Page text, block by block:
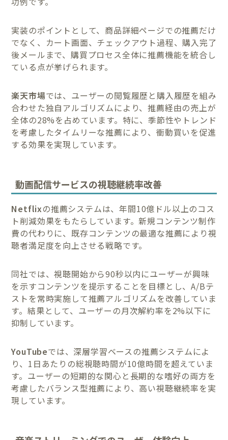
実装のポイントとして、商品詳細ページでの推薦だけ
でなく、カート画面、チェックアウト過程、購入完了
後メールまで、購買プロセス全体に推薦機能を統合し
ている点が挙げられます。
楽天市場では、ユーザーの閲覧履歴と購入履歴を組み
合わせた独自アルゴリズムにより、推薦経由の売上が
全体の28%を占めています。特に、季節性やトレンド
を考慮したタイムリーな推薦により、衝動買いを促進
する効果を実現しています。
動画配信サービスの視聴継続率改善
Netflixの推薦システムは、年間10億ドル以上のコス
ト削減効果をもたらしています。新規コンテンツ制作
費の代わりに、既存コンテンツの最適な推薦により視
聴者満足度を向上させる戦略です。
同社では、視聴開始から90秒以内にユーザーが興味
を示すコンテンツを提示することを目標とし、A/Bテ
ストを常時実施して推薦アルゴリズムを改善していま
す。結果として、ユーザーの月次解約率を2%以下に
抑制しています。
YouTubeでは、深層学習ベースの推薦システムによ
り、1日あたりの総視聴時間が10億時間を超えていま
す。ユーザーの短期的な関心と長期的な嗜好の両方を
考慮したバランス型推薦により、高い視聴継続率を実
現しています。